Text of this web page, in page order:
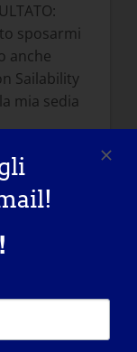
sposarmi
anche
Sailability
mia sedia
È OGGI:
e gli
perché ci
peggio di
DELLA